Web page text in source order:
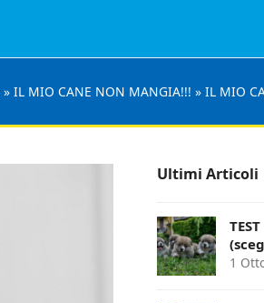
» IL MIO CANE NON MANGIA!!! » IL MIO
Ultimi Articoli
1